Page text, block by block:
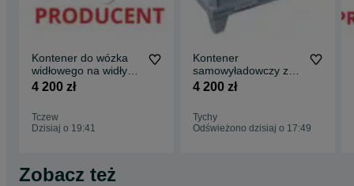
Kontener do wózka
widłowego na widły
OCYNKOWANY 1m3 ,
4 200 zł
Tczew
Dzisiaj o 19:41
Kontener
samowyładowczy z
otwieranym
4 200 zł
Tychy
Odświeżono dzisiaj o 17:49
Zobacz też